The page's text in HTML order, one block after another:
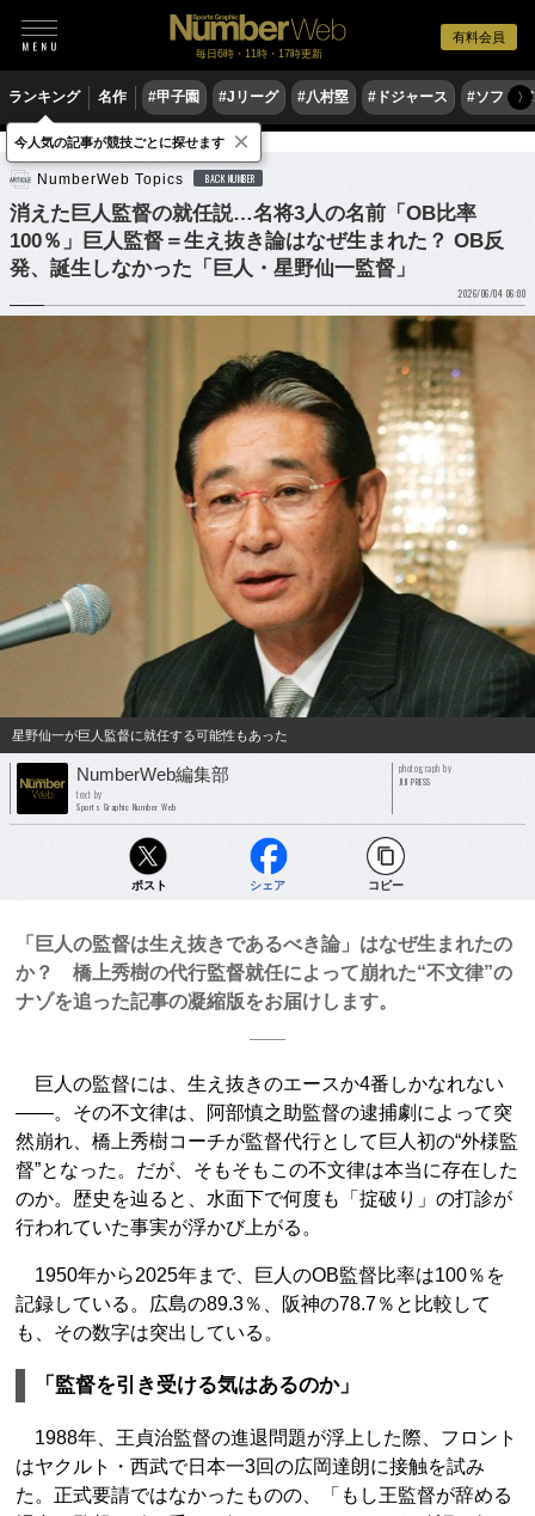
有料会員
毎日6時・11時・17時更新
ランキング 名作 #甲子園 #Jリーグ #八村塁 #ドジャース #ソフト〉
野球 プロ野球
NumberWeb Topics BACK NUMBER
消えた巨人監督の就任説…名将3人の名前「OB比率
100％」巨人監督＝生え抜き論はなぜ生まれた？ OB反
発、誕生しなかった「巨人・星野仙一監督」
2026/06/04 06:00
星野仙一が巨人監督に就任する可能性もあった
NumberWeb編集部
text by
Sports Graphic Number Web
photograph by
JIJI PRESS
ポスト シェア コピー
「巨人の監督は生え抜きであるべき論」はなぜ生まれたの
か？ 橋上秀樹の代行監督就任によって崩れた“不文律”の
ナゾを追った記事の凝縮版をお届けします。
巨人の監督には、生え抜きのエースか4番しかなれない
――。その不文律は、阿部慎之助監督の逮捕劇によって突
然崩れ、橋上秀樹コーチが監督代行として巨人初の“外様監
督”となった。だが、そもそもこの不文律は本当に存在した
のか。歴史を辿ると、水面下で何度も「掟破り」の打診が
行われていた事実が浮かび上がる。
1950年から2025年まで、巨人のOB監督比率は100％を
記録している。広島の89.3％、阪神の78.7％と比較して
も、その数字は突出している。
「監督を引き受ける気はあるのか」
1988年、王貞治監督の進退問題が浮上した際、フロント
はヤクルト・西武で日本一3回の広岡達朗に接触を試み
た。正式要請ではなかったものの、「もし王監督が辞める
今人気の記事が競技ごとに探せます ×